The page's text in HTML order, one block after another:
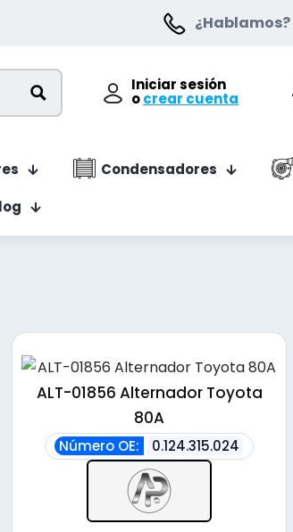
¿Hablamos?
Iniciar sesión
ocrear cuenta
Condensadores
ALT-01856 Alternador Toyota
80A
Número OE: 0.124.315.024